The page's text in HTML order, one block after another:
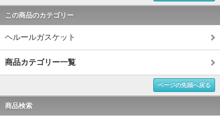
この商品のカテゴリー
ヘルールガスケット
商品カテゴリー一覧
ページの先頭へ戻る
商品検索